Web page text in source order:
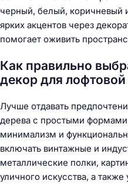
черный, белый, коричневый
ярких акцентов через
помогает оживить
Как правильно
декор для лофтовой
Лучше отдавать
дерева с простыми
минимализм и
включать винтажные и
металлические полки,
уличного искусства, а